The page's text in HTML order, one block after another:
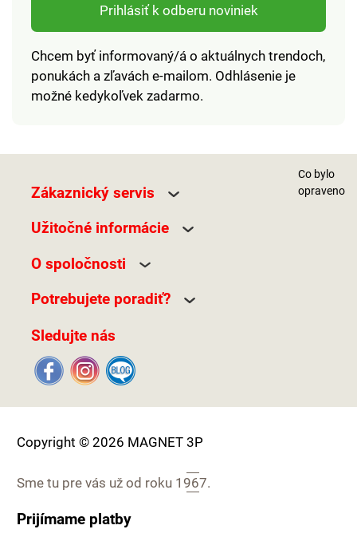
Prihlásiť k odberu noviniek
Chcem byť informovaný/á o aktuálnych trendoch,
ponukách a zľavách e-mailom. Odhlásenie je
možné kedykoľvek zadarmo.
Zákaznický servis
Užitočné informácie
O spoločnosti
Potrebujete poradiť?
Sledujte nás
Co bylo
opraveno
Copyright © 2026 MAGNET 3P
Sme tu pre vás už od roku 1967.
Prijímame platby